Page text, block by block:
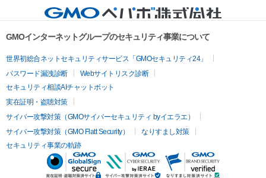
GMOインターネットグループのセキュリティ事業について
世界初総合ネットセキュリティサービス「GMOセキュリティ24」
パスワード漏洩診断
Webサイトリスク診断
セキュリティ相談AIチャットボット
実在証明・盗聴対策
サイバー攻撃対策（GMOサイバーセキュリティ byイエラエ）
サイバー攻撃対策（GMO Flatt Security）
なりすまし対策
セキュリティ事業の軌跡